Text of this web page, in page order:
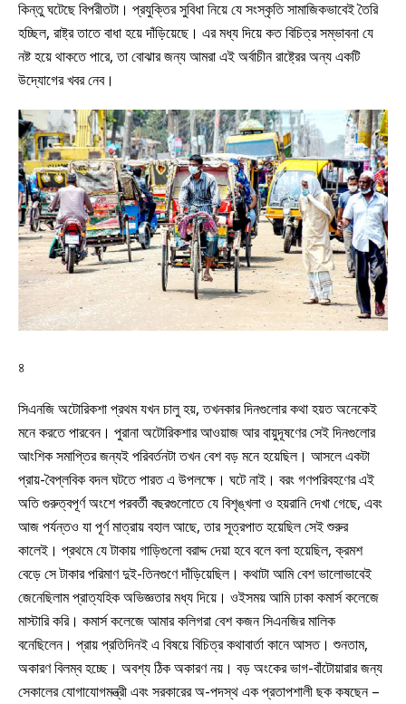
কিন্তু ঘটেছে বিপরীতটা। প্রযুক্তির সুবিধা নিয়ে যে সংস্কৃতি সামাজিকভাবেই তৈরি
হচ্ছিল, রাষ্ট্র তাতে বাধা হয়ে দাঁড়িয়েছে। এর মধ্য দিয়ে কত বিচিত্র সম্ভাবনা যে
নষ্ট হয়ে থাকতে পারে, তা বোঝার জন্য আমরা এই অর্বাচীন রাষ্ট্রের অন্য একটি
উদ্যোগের খবর নেব।
৪
সিএনজি অটোরিকশা প্রথম যখন চালু হয়, তখনকার দিনগুলোর কথা হয়ত অনেকেই
মনে করতে পারবেন। পুরানা অটোরিকশার আওয়াজ আর বায়ুদূষণের সেই দিনগুলোর
আংশিক সমাপ্তির জন্যই পরিবর্তনটা তখন বেশ বড় মনে হয়েছিল। আসলে একটা
প্রায়-বৈপ্লবিক বদল ঘটতে পারত এ উপলক্ষে। ঘটে নাই। বরং গণপরিবহণের এই
অতি গুরুত্বপূর্ণ অংশে পরবর্তী বছরগুলোতে যে বিশৃঙ্খলা ও হয়রানি দেখা গেছে, এবং
আজ পর্যন্তও যা পূর্ণ মাত্রায় বহাল আছে, তার সূত্রপাত হয়েছিল সেই শুরুর
কালেই। প্রথমে যে টাকায় গাড়িগুলো বরাদ্দ দেয়া হবে বলে বলা হয়েছিল, ক্রমশ
বেড়ে সে টাকার পরিমাণ দুই-তিনগুণে দাঁড়িয়েছিল। কথাটা আমি বেশ ভালোভাবেই
জেনেছিলাম প্রাত্যহিক অভিজ্ঞতার মধ্য দিয়ে। ওইসময় আমি ঢাকা কমার্স কলেজে
মাস্টারি করি। কমার্স কলেজে আমার কলিগরা বেশ কজন সিএনজির মালিক
বনেছিলেন। প্রায় প্রতিদিনই এ বিষয়ে বিচিত্র কথাবার্তা কানে আসত। শুনতাম,
অকারণ বিলম্ব হচ্ছে। অবশ্য ঠিক অকারণ নয়। বড় অংকের ভাগ-বাঁটোয়ারার জন্য
সেকালের যোগাযোগমন্ত্রী এবং সরকারের অ-পদস্থ এক প্রতাপশালী ছক কষছেন –